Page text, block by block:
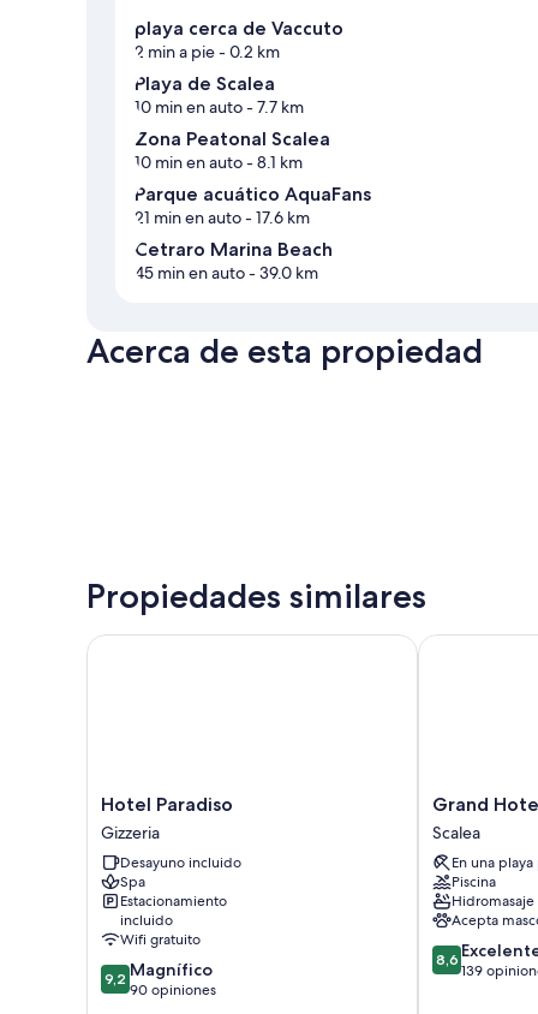
playa cerca de Vaccuto
2 min a pie- 0.2 km
Playa de Scalea
10 min en auto- 7.7 km
Zona Peatonal Scalea
10 min en auto- 8.1 km
Parque acuático AquaFans
21 min en auto- 17.6 km
Cetraro Marina Beach
45 min en auto- 39.0 km
Acerca de esta propiedad
Propiedades similares
Hotel
Paradiso
Gizzeria
Hotel Paradiso
Gizzeria
Desayuno incluido
Spa
Estacionamiento
incluido
Wifi gratuito
9.2
de
9,2 Magnífico
90 opiniones
Hotel Paradiso
Grand
Hotel
De
Rose
Scalea
Grand
Scalea
En una
Piscina
Hidromasaje
Acepta
8.6
de
8,6
139
Grand Hotel